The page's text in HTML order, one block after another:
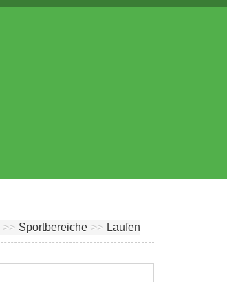
>> Sportbereiche >> Laufen